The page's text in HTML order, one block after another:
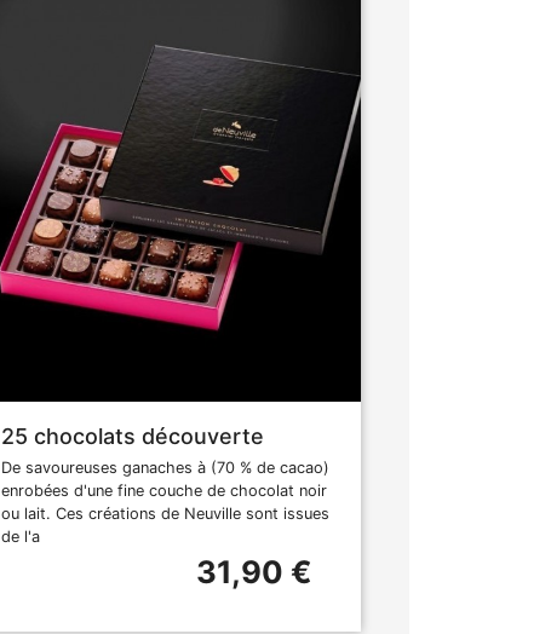
25 chocolats découverte
De savoureuses ganaches à (70 % de cacao)
enrobées d'une fine couche de chocolat noir
ou lait. Ces créations de Neuville sont issues
de l'a
31,90 €